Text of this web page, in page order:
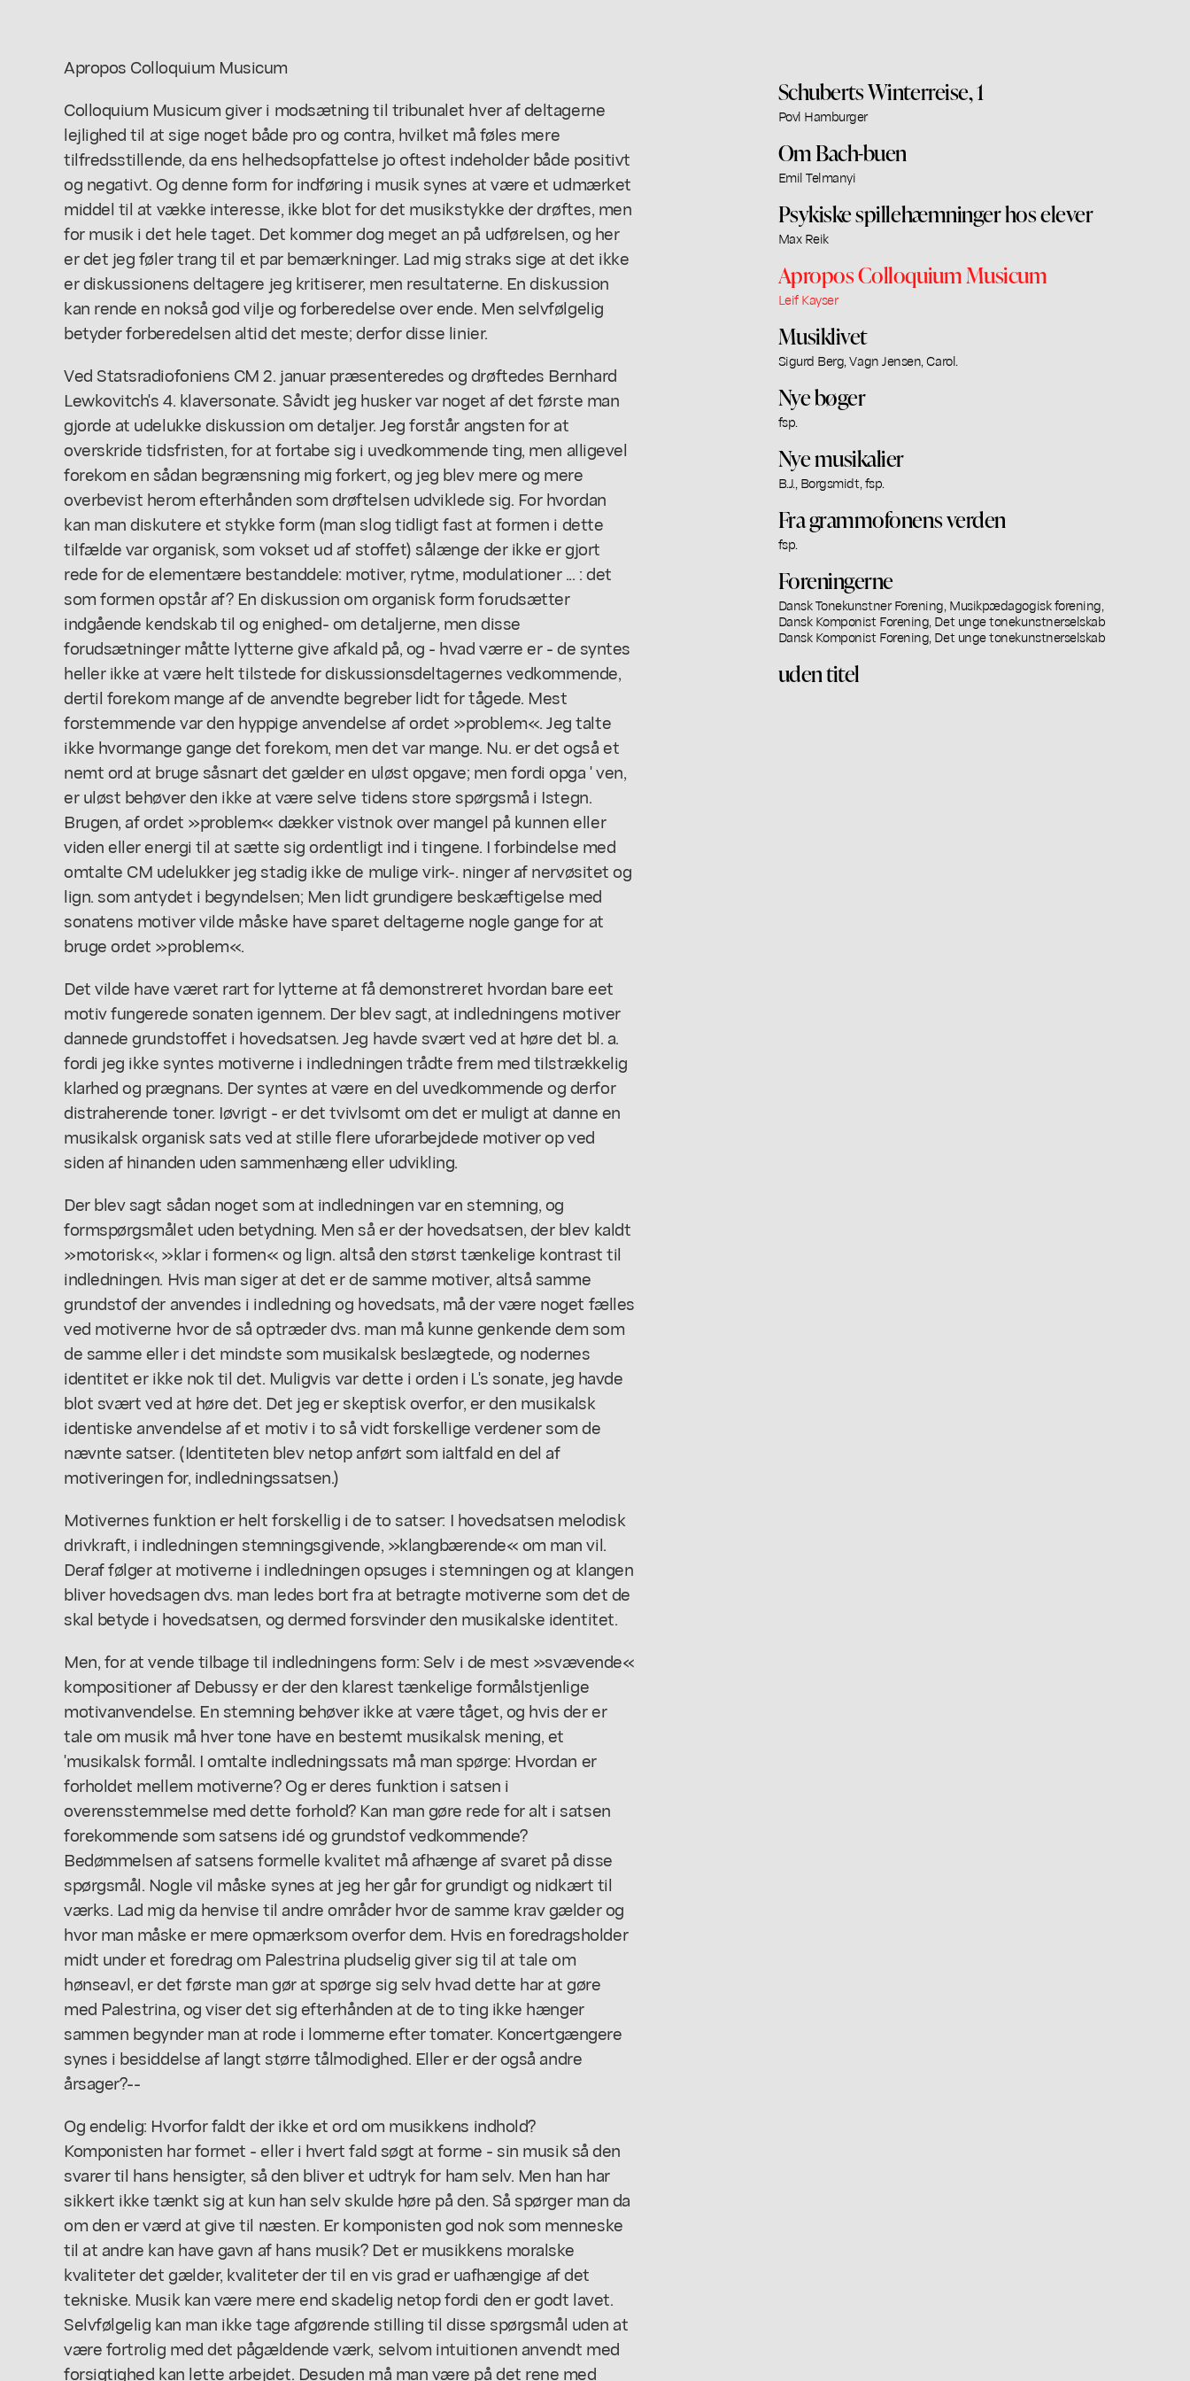
Apropos Colloquium Musicum
Colloquium Musicum giver i modsætning til tribunalet hver af deltagerne
lejlighed til at sige noget både pro og contra, hvilket må føles mere
tilfredsstillende, da ens helhedsopfattelse jo oftest indeholder både positivt
og negativt. Og denne form for indføring i musik synes at være et udmærket
middel til at vække interesse, ikke blot for det musikstykke der drøftes, men
for musik i det hele taget. Det kommer dog meget an på udførelsen, og her
er det jeg føler trang til et par bemærkninger. Lad mig straks sige at det ikke
er diskussionens deltagere jeg kritiserer, men resultaterne. En diskussion
kan rende en nokså god vilje og forberedelse over ende. Men selvfølgelig
betyder forberedelsen altid det meste; derfor disse linier.
Ved Statsradiofoniens CM 2. januar præsenteredes og drøftedes Bernhard
Lewkovitch's 4. klaversonate. Såvidt jeg husker var noget af det første man
gjorde at udelukke diskussion om detaljer. Jeg forstår angsten for at
overskride tidsfristen, for at fortabe sig i uvedkommende ting, men alligevel
forekom en sådan begrænsning mig forkert, og jeg blev mere og mere
overbevist herom efterhånden som drøftelsen udviklede sig. For hvordan
kan man diskutere et stykke form (man slog tidligt fast at formen i dette
tilfælde var organisk, som vokset ud af stoffet) sålænge der ikke er gjort
rede for de elementære bestanddele: motiver, rytme, modulationer ... : det
som formen opstår af? En diskussion om organisk form forudsætter
indgående kendskab til og enighed- om detaljerne, men disse
forudsætninger måtte lytterne give afkald på, og - hvad værre er - de syntes
heller ikke at være helt tilstede for diskussionsdeltagernes vedkommende,
dertil forekom mange af de anvendte begreber lidt for tågede. Mest
forstemmende var den hyppige anvendelse af ordet »problem«. Jeg talte
ikke hvormange gange det forekom, men det var mange. Nu. er det også et
nemt ord at bruge såsnart det gælder en uløst opgave; men fordi opga ' ven,
er uløst behøver den ikke at være selve tidens store spørgsmå i Istegn.
Brugen, af ordet »problem« dækker vistnok over mangel på kunnen eller
viden eller energi til at sætte sig ordentligt ind i tingene. I forbindelse med
omtalte CM udelukker jeg stadig ikke de mulige virk-. ninger af nervøsitet og
lign. som antydet i begyndelsen; Men lidt grundigere beskæftigelse med
sonatens motiver vilde måske have sparet deltagerne nogle gange for at
bruge ordet »problem«.
Det vilde have været rart for lytterne at få demonstreret hvordan bare eet
motiv fungerede sonaten igennem. Der blev sagt, at indledningens motiver
dannede grundstoffet i hovedsatsen. Jeg havde svært ved at høre det bl. a.
fordi jeg ikke syntes motiverne i indledningen trådte frem med tilstrækkelig
klarhed og prægnans. Der syntes at være en del uvedkommende og derfor
distraherende toner. Iøvrigt - er det tvivlsomt om det er muligt at danne en
musikalsk organisk sats ved at stille flere uforarbejdede motiver op ved
siden af hinanden uden sammenhæng eller udvikling.
Der blev sagt sådan noget som at indledningen var en stemning, og
formspørgsmålet uden betydning. Men så er der hovedsatsen, der blev kaldt
»motorisk«, »klar i formen« og lign. altså den størst tænkelige kontrast til
indledningen. Hvis man siger at det er de samme motiver, altså samme
grundstof der anvendes i indledning og hovedsats, må der være noget fælles
ved motiverne hvor de så optræder dvs. man må kunne genkende dem som
de samme eller i det mindste som musikalsk beslægtede, og nodernes
identitet er ikke nok til det. Muligvis var dette i orden i L's sonate, jeg havde
blot svært ved at høre det. Det jeg er skeptisk overfor, er den musikalsk
identiske anvendelse af et motiv i to så vidt forskellige verdener som de
nævnte satser. (Identiteten blev netop anført som ialtfald en del af
motiveringen for, indledningssatsen.)
Motivernes funktion er helt forskellig i de to satser: I hovedsatsen melodisk
drivkraft, i indledningen stemningsgivende, »klangbærende« om man vil.
Deraf følger at motiverne i indledningen opsuges i stemningen og at klangen
bliver hovedsagen dvs. man ledes bort fra at betragte motiverne som det de
skal betyde i hovedsatsen, og dermed forsvinder den musikalske identitet.
Men, for at vende tilbage til indledningens form: Selv i de mest »svævende«
kompositioner af Debussy er der den klarest tænkelige formålstjenlige
motivanvendelse. En stemning behøver ikke at være tåget, og hvis der er
tale om musik må hver tone have en bestemt musikalsk mening, et
'musikalsk formål. I omtalte indledningssats må man spørge: Hvordan er
forholdet mellem motiverne? Og er deres funktion i satsen i
overensstemmelse med dette forhold? Kan man gøre rede for alt i satsen
forekommende som satsens idé og grundstof vedkommende?
Bedømmelsen af satsens formelle kvalitet må afhænge af svaret på disse
spørgsmål. Nogle vil måske synes at jeg her går for grundigt og nidkært til
værks. Lad mig da henvise til andre områder hvor de samme krav gælder og
hvor man måske er mere opmærksom overfor dem. Hvis en foredragsholder
midt under et foredrag om Palestrina pludselig giver sig til at tale om
hønseavl, er det første man gør at spørge sig selv hvad dette har at gøre
med Palestrina, og viser det sig efterhånden at de to ting ikke hænger
sammen begynder man at rode i lommerne efter tomater. Koncertgængere
synes i besiddelse af langt større tålmodighed. Eller er der også andre
årsager?--
Og endelig: Hvorfor faldt der ikke et ord om musikkens indhold?
Komponisten har formet - eller i hvert fald søgt at forme - sin musik så den
svarer til hans hensigter, så den bliver et udtryk for ham selv. Men han har
sikkert ikke tænkt sig at kun han selv skulde høre på den. Så spørger man da
om den er værd at give til næsten. Er komponisten god nok som menneske
til at andre kan have gavn af hans musik? Det er musikkens moralske
kvaliteter det gælder, kvaliteter der til en vis grad er uafhængige af det
tekniske. Musik kan være mere end skadelig netop fordi den er godt lavet.
Selvfølgelig kan man ikke tage afgørende stilling til disse spørgsmål uden at
være fortrolig med det pågældende værk, selvom intuitionen anvendt med
forsigtighed kan lette arbejdet. Desuden må man være på det rene med
Schuberts Winterreise, 1
Povl Hamburger
Om Bach-buen
Emil Telmanyi
Psykiske spillehæmninger hos elever
Max Reik
Apropos Colloquium Musicum
Leif Kayser
Musiklivet
Sigurd Berg, Vagn Jensen, Carol.
Nye bøger
fsp.
Nye musikalier
B.J., Borgsmidt, fsp.
Fra grammofonens verden
fsp.
Foreningerne
Dansk Tonekunstner Forening, Musikpædagogisk forening,
Dansk Komponist Forening, Det unge tonekunstnerselskab
Dansk Komponist Forening, Det unge tonekunstnerselskab
uden titel